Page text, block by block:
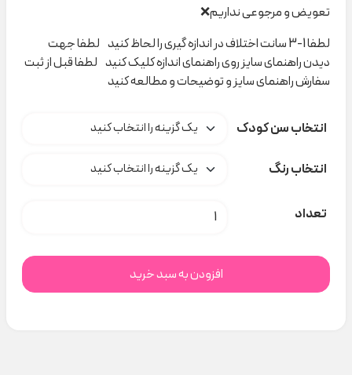
تعویض و مرجوعی نداریم❌
لطفا 1-3 سانت اختلاف در اندازه گیری را لحاظ کنید لطفا جهت
دیدن راهنمای سایز روی راهنمای اندازه کلیک کنید لطفا قبل از ثبت
سفارش راهنمای سایز و توضیحات و مطالعه کنید
انتخاب سن کودک
انتخاب رنگ
تعداد بادی شلوار میکس pekkle کد C000872 عدد
افزودن به سبد خرید